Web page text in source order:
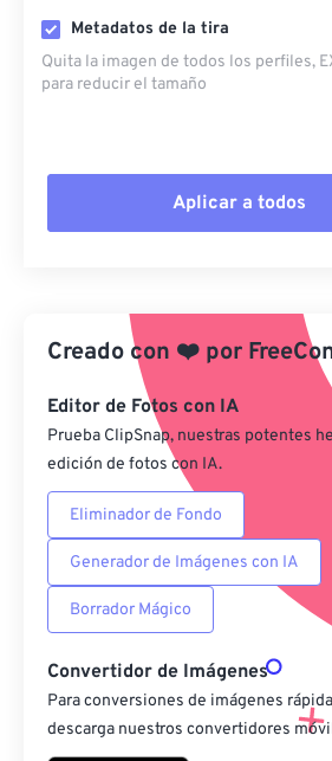
Metadatos de la tira
Quita la imagen de todos los perfiles,
para reducir el tamaño
Aplicar a todos
Aplicar desde el ajuste
Guardar como preestablecido
Creado con ❤️ por
Editor de Fotos con IA
Prueba ClipSnap, nuestras potentes
edición de fotos con IA.
Eliminador de Fondo
Generador de Imágenes con IA
Borrador Mágico
Convertidor de Imágenes
Para conversiones de imágenes
descarga nuestros convertidores